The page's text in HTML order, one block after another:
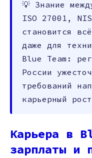
💡 Знание
ISO 27001,
становится
даже для
Blue Team:
России
требований
карьерный
Карьера в
зарплаты и